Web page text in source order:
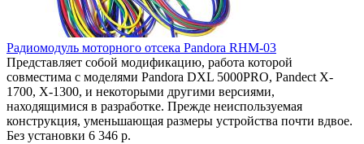
Радиомодуль моторного отсека Pandora RHM-03
Представляет собой модификацию, работа которой
совместима с моделями Pandora DXL 5000PRO, Pandect X-
1700, X-1300, и некоторыми другими версиями,
находящимися в разработке. Прежде неиспользуемая
конструкция, уменьшающая размеры устройства почти вдвое.
Без установки 6 346 р.